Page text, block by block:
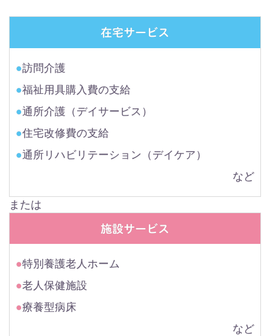
在宅サービス
●訪問介護
●福祉用具購入費の支給
●通所介護（デイサービス）
●住宅改修費の支給
●通所リハビリテーション（デイケア）
など
または
施設サービス
●特別養護老人ホーム
●老人保健施設
●療養型病床
など